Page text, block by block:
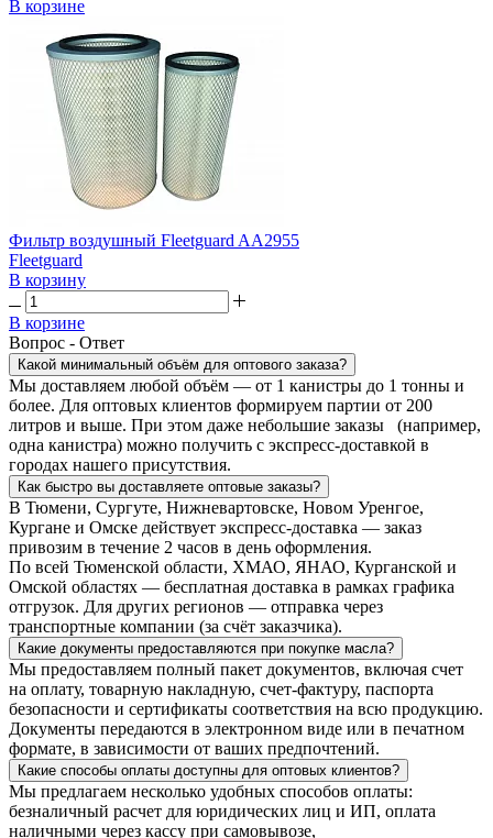
В корзине
Фильтр воздушный Fleetguard AA2955
Fleetguard
В корзину
В корзине
Вопрос - Ответ
Какой минимальный объём для оптового заказа?
Мы доставляем любой объём — от 1 канистры до 1 тонны и
более. Для оптовых клиентов формируем партии от 200
литров и выше. При этом даже небольшие заказы (например,
одна канистра) можно получить с экспресс-доставкой в
городах нашего присутствия.
Как быстро вы доставляете оптовые заказы?
В Тюмени, Сургуте, Нижневартовске, Новом Уренгое,
Кургане и Омске действует экспресс-доставка — заказ
привозим в течение 2 часов в день оформления.
По всей Тюменской области, ХМАО, ЯНАО, Курганской и
Омской областях — бесплатная доставка в рамках графика
отгрузок. Для других регионов — отправка через
транспортные компании (за счёт заказчика).
Какие документы предоставляются при покупке масла?
Мы предоставляем полный пакет документов, включая счет
на оплату, товарную накладную, счет-фактуру, паспорта
безопасности и сертификаты соответствия на всю продукцию.
Документы передаются в электронном виде или в печатном
формате, в зависимости от ваших предпочтений.
Какие способы оплаты доступны для оптовых клиентов?
Мы предлагаем несколько удобных способов оплаты:
безналичный расчет для юридических лиц и ИП, оплата
наличными через кассу при самовывозе,